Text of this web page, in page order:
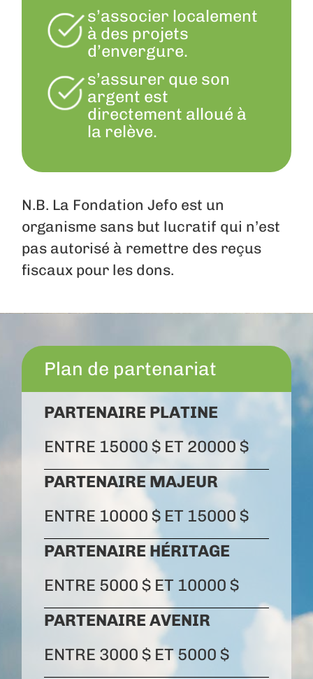
s’associer localement
à des projets
d’envergure.
s’assurer que son
argent est
directement alloué à
la relève.
N.B. La Fondation Jefo est un
organisme sans but lucratif qui n’est
pas autorisé à remettre des reçus
fiscaux pour les dons.
Plan de partenariat
PARTENAIRE PLATINE
ENTRE 15000 $ ET 20000 $
PARTENAIRE MAJEUR
ENTRE 10000 $ ET 15000 $
PARTENAIRE HÉRITAGE
ENTRE 5000 $ ET 10000 $
PARTENAIRE AVENIR
ENTRE 3000 $ ET 5000 $